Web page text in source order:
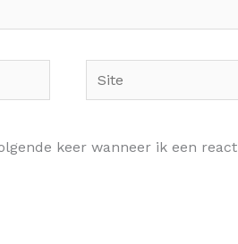
Site
keer wanneer ik een